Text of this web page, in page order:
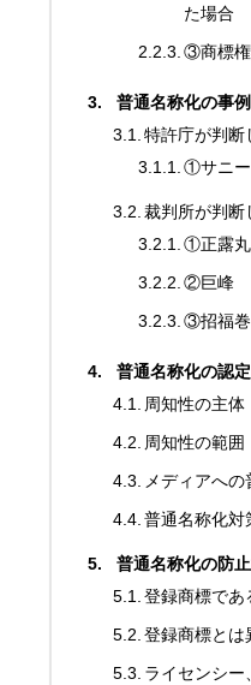
た場合
③商標権
普通名称化の事例
特許庁が判断
①サニー
裁判所が判断
①正露丸
②巨峰
③招福巻
普通名称化の認定
周知性の主体
周知性の範囲
メディアへ
普通名称化対
普通名称化の防
登録商標であ
登録商標とは
ライセンシー